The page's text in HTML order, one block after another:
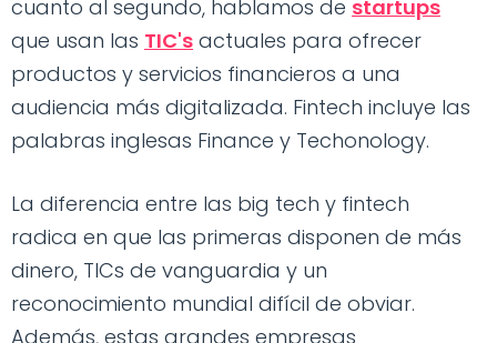
cuanto al segundo, hablamos de startups
que usan las TIC's actuales para ofrecer
productos y servicios financieros a una
audiencia más digitalizada. Fintech incluye las
palabras inglesas Finance y Techonology.
La diferencia entre las big tech y fintech
radica en que las primeras disponen de más
dinero, TICs de vanguardia y un
reconocimiento mundial difícil de obviar.
Además, estas grandes empresas